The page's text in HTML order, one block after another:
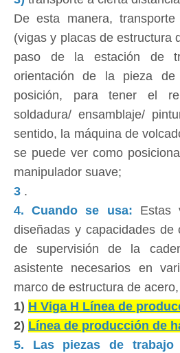
De esta manera,
(vigas y placas de estructura
paso de la estación de
orientación de la pieza
posición, para tener el
soldadura/ ensamblaje/
sentido, la máquina de
se puede ver como
manipulador suave;
3 .
4. Cuando se usa: Estas
diseñadas y capacidades de
de supervisión de la
asistente necesarios en
marco de estructura de
1) H Viga H Línea de
2) Línea de producción de
5. Las piezas de trabajo